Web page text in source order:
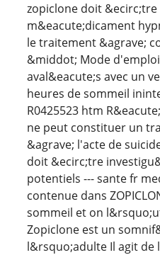
zopiclone doit &ecirc;tre
m&eacute;dicament
le traitement &agrave;
&middot; Mode
aval&eacute;s avec un
heures de sommeil
R0425523 htm
ne peut constituer un
&agrave; l'acte de
doit &ecirc;tre
potentiels --- sante fr
contenue dans
sommeil et on
Zopiclone est un
l&rsquo;adulte Il agit de